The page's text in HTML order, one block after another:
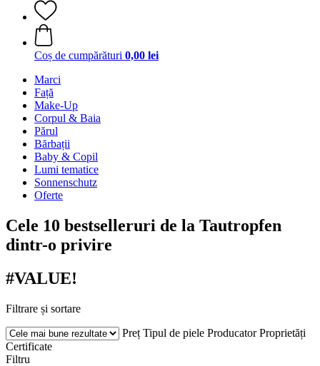
Coș de cumpărături 0,00 lei
Marci
Față
Make-Up
Corpul & Baia
Părul
Bărbații
Baby & Copil
Lumi tematice
Sonnenschutz
Oferte
Cele 10 bestselleruri de la Tautropfen
dintr-o privire
#VALUE!
Filtrare și sortare
Preț Tipul de piele Producator Proprietăți
Certificate
Filtru